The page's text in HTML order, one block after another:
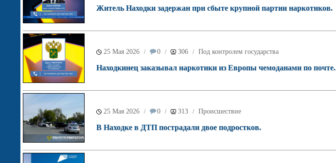
Житель Находки задержан при сбыте крупной партии наркотиков.
25 Мая 2026 / 0 / 306 / Под контролем государства
Находкинец заказывал наркотики из Европы чемоданами по почте.
25 Мая 2026 / 0 / 313 / Происшествие
В Находке в ДТП пострадали двое подростков.